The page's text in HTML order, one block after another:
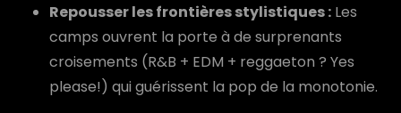
Repousser les frontières stylistiques : Les
camps ouvrent la porte à de surprenants
croisements (R&B + EDM + reggaeton ? Yes
please!) qui guérissent la pop de la monotonie.